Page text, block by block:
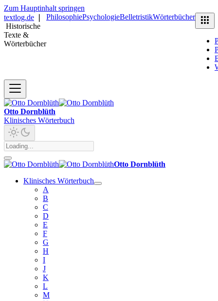
Zum Hauptinhalt springen
textlog.de
Historische
Texte &
Wörterbücher
PhilosophiePsychologieBelletristikWörterbücher
Otto Dornblüth
Klinisches Wörterbuch
Otto Dornblüth
Klinisches Wörterbuch
A
B
C
D
E
F
G
H
I
J
K
L
M